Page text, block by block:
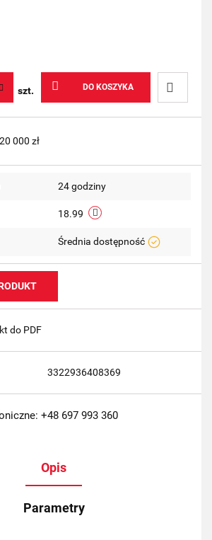
szt. DO KOSZYKA
Do
000 zł
24 godziny
18.99
Średnia dostępność
do PDF
3322936408369
+48 697 993 360
Opis
Parametry